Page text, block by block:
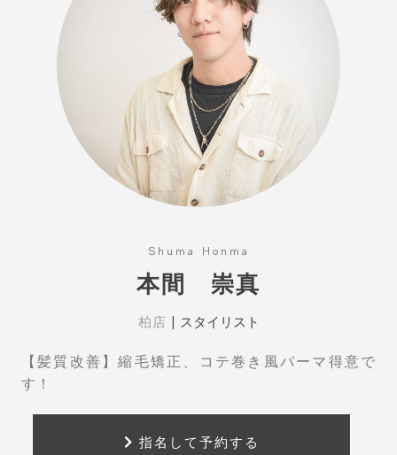
Shuma Honma
本間 崇真
柏店 スタイリスト
【髪質改善】縮毛矯正、コテ巻き風パーマ得意で
す！
指名して予約する